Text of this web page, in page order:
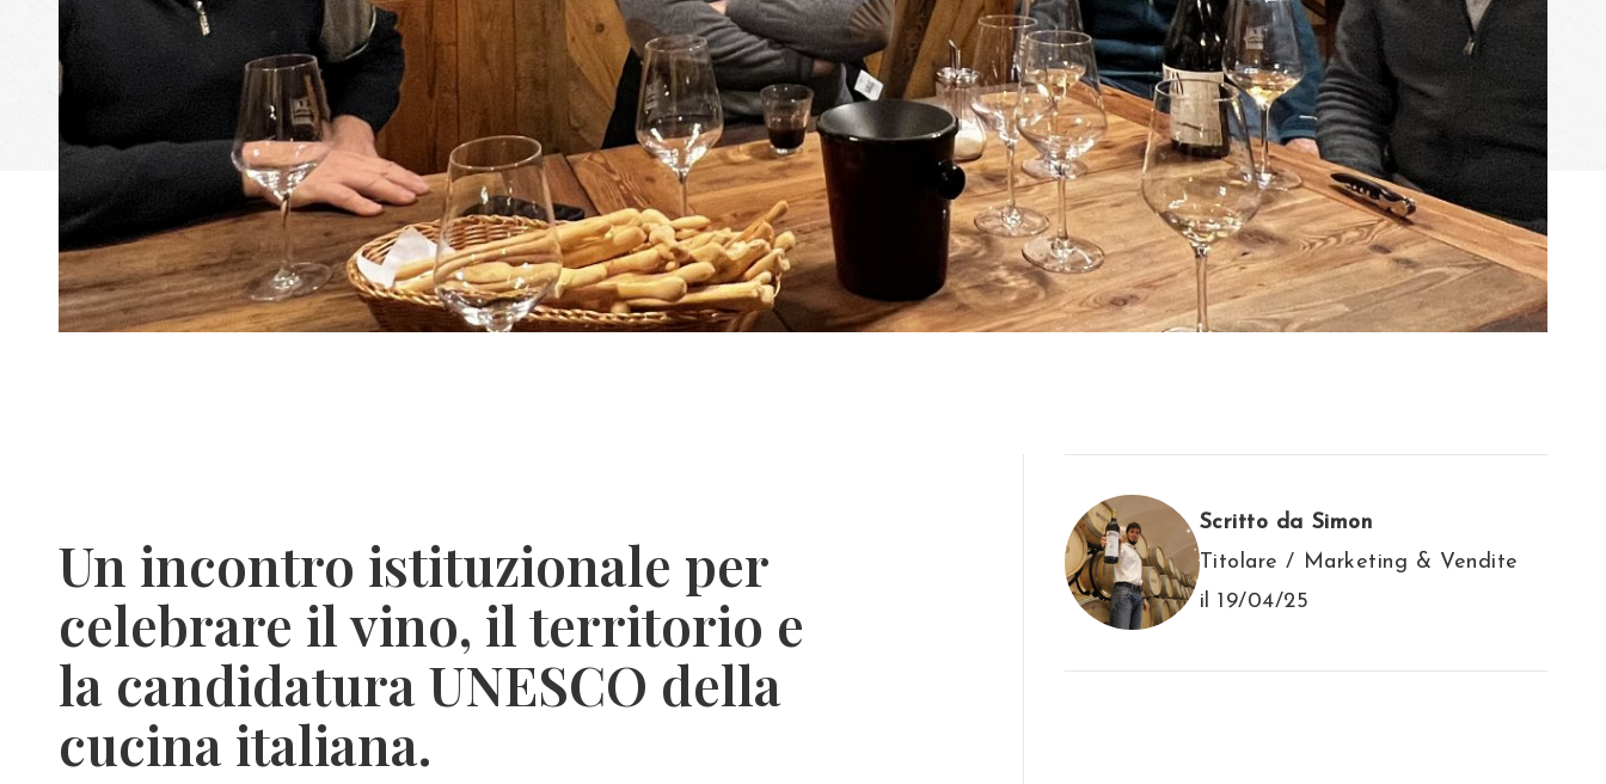
Un incontro istituzionale per
celebrare il vino, il territorio e
la candidatura UNESCO della
cucina italiana.
Scritto da Simon
Titolare / Marketing & Vendite
il 19/04/25